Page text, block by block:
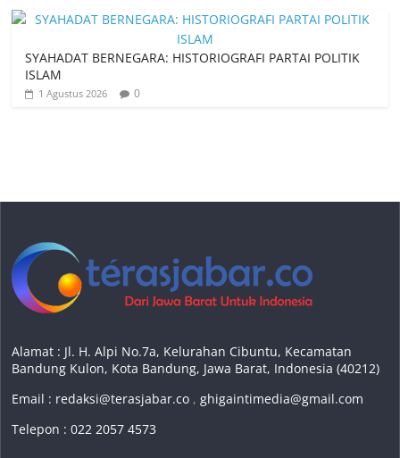
SYAHADAT BERNEGARA: HISTORIOGRAFI PARTAI POLITIK
ISLAM
1 Agustus 2026 0
Alamat : Jl. H. Alpi No.7a, Kelurahan Cibuntu, Kecamatan
Bandung Kulon, Kota Bandung, Jawa Barat, Indonesia (40212)
Email : redaksi@terasjabar.co ,ghigaintimedia@gmail.com
Telepon : 022 2057 4573